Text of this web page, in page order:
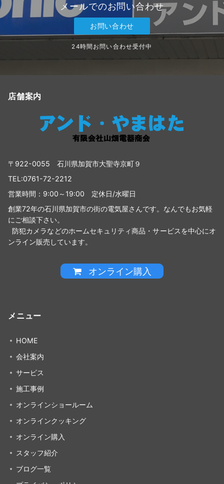
メールでのお問い合わせ
お問い合わせ
24時間お問い合わせ受付中
店舗案内
〒922-0055 石川県加賀市大聖寺京町９
TEL:0761-72-2212
営業時間：9:00～19:00 定休日/水曜日
創業72年の石川県加賀市の街の電気屋さんです。なんでもお気軽
にご相談下さい。
防犯カメラなどのホームセキュリティ商品・サービスを中心にオ
ンライン販売しています。
オンライン購入
メニュー
HOME
会社案内
サービス
施工事例
オンラインショールーム
オンラインクッキング
オンライン購入
スタッフ紹介
ブログ一覧